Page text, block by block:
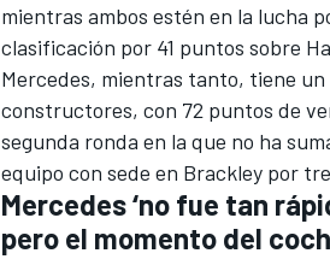
mientras ambos estén en la lucha
clasificación por 41 puntos sobre
Mercedes, mientras tanto, tiene
constructores, con 72 puntos de
segunda ronda en la que no ha
equipo con sede en Brackley por
Mercedes ‘no fue tan
pero el momento del